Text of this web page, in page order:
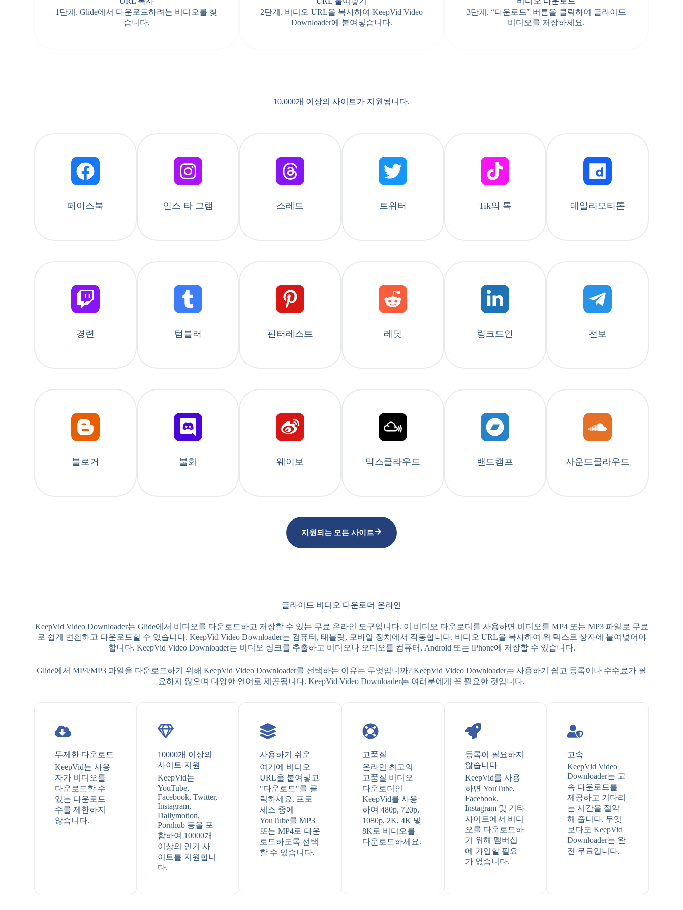
1단계. Glide에서 다운로드하려는 비디오를 찾
습니다.
2단계. 비디오 URL을 복사하여 KeepVid Video
Downloader에 붙여넣습니다.
3단계. “다운로드” 버튼을 클릭하여 글라이드
비디오를 저장하세요.
10,000개 이상의 사이트가 지원됩니다.​
페이스북 인스 타 그램 스레드 트위터 Tik의 톡 데일리모티톤
경련 텀블러 핀터레스트 레딧 링크드인 전보
블로거 불화 웨이보 믹스클라우드 밴드캠프 사운드클라우드
지원되는 모든 사이트
글라이드 비디오 다운로더 온라인
KeepVid Video Downloader는 Glide에서 비디오를 다운로드하고 저장할 수 있는 무료 온라인 도구입니다. 이 비디오 다운로더를 사용하면 비디오를 MP4 또는 MP3 파일로 무료
로 쉽게 변환하고 다운로드할 수 있습니다. KeepVid Video Downloader는 컴퓨터, 태블릿, 모바일 장치에서 작동합니다. 비디오 URL을 복사하여 위 텍스트 상자에 붙여넣어야
합니다. KeepVid Video Downloader는 비디오 링크를 추출하고 비디오나 오디오를 컴퓨터, Android 또는 iPhone에 저장할 수 있습니다.
Glide에서 MP4/MP3 파일을 다운로드하기 위해 KeepVid Video Downloader를 선택하는 이유는 무엇입니까? KeepVid Video Downloader는 사용하기 쉽고 등록이나 수수료가 필
요하지 않으며 다양한 언어로 제공됩니다. KeepVid Video Downloader는 여러분에게 꼭 필요한 것입니다.
무제한 다운로드
KeepVid는 사용
자가 비디오를
다운로드할 수
있는 다운로드
수를 제한하지
않습니다.
10000개 이상의
사이트 지원
KeepVid는
YouTube,
Facebook, Twitter,
Instagram,
Dailymotion,
Pornhub 등을 포
함하여 10000개
이상의 인기 사
이트를 지원합니
다.
사용하기 쉬운
여기에 비디오
URL을 붙여넣고
"다운로드"를 클
릭하세요. 프로
세스 중에
YouTube를 MP3
또는 MP4로 다운
로드하도록 선택
할 수 있습니다.
고품질
온라인 최고의
고품질 비디오
다운로더인
KeepVid를 사용
하여 480p, 720p,
1080p, 2K, 4K 및
8K로 비디오를
다운로드하세요.
등록이 필요하지
않습니다
KeepVid를 사용
하면 YouTube,
Facebook,
Instagram 및 기타
사이트에서 비디
오를 다운로드하
기 위해 멤버십
에 가입할 필요
가 없습니다.
고속
KeepVid Video
Downloader는 고
속 다운로드를
제공하고 기다리
는 시간을 절약
해 줍니다. 무엇
보다도 KeepVid
Downloader는 완
전 무료입니다.